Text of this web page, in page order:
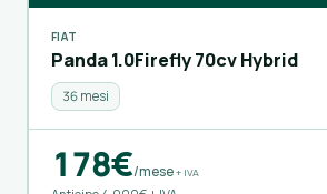
FIAT
Panda 1.0Firefly 70cv Hybrid
36 mesi
178€/mese+ IVA